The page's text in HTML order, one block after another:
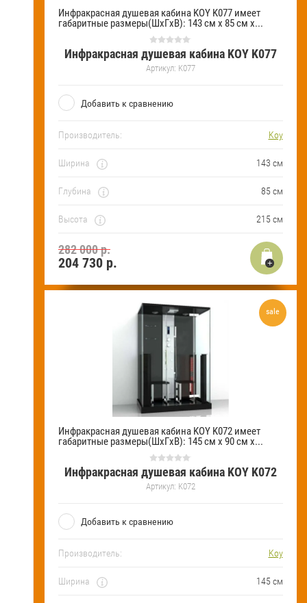
Инфракрасная душевая кабина KOY K077 имеет
габаритные размеры(ШхГхВ): 143 см х 85 см х...
Инфракрасная душевая кабина KOY K077
Артикул: K077
Добавить к сравнению
Производитель: Koy
Ширина 143 см
Глубина 85 см
Высота 215 см
282 000 р.
204 730р.
Инфракрасная душевая кабина KOY K072 имеет
габаритные размеры(ШхГхВ): 145 см х 90 см х...
Инфракрасная душевая кабина KOY K072
Артикул: K072
Добавить к сравнению
Производитель: Koy
Ширина 145 см
sale